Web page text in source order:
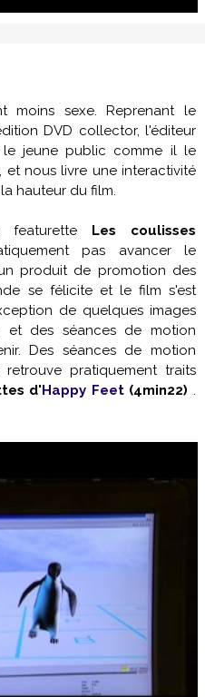
moins sexe. Reprenant le
DVD collector, l'éditeur
jeune public comme il le
, et nous livre une interactivité
hauteur du film.
featurette
Les coulisses
pas avancer le
produit de promotion des
se félicite et le film s'est
de quelques images
et des séances de motion
Des séances de motion
pratiquement traits
d' Happy Feet(4min22) .